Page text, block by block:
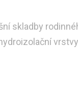
skladby